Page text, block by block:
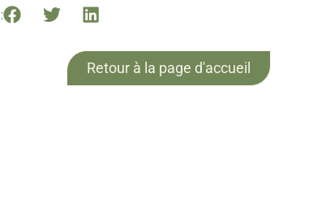
Retour à la page d'accueil